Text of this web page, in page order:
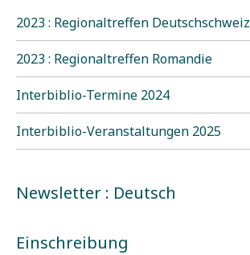
2023 : Regionaltreffen Deutschschweiz
2023 : Regionaltreffen Romandie
Interbiblio-Termine 2024
Interbiblio-Veranstaltungen 2025
Newsletter : Deutsch
Einschreibung